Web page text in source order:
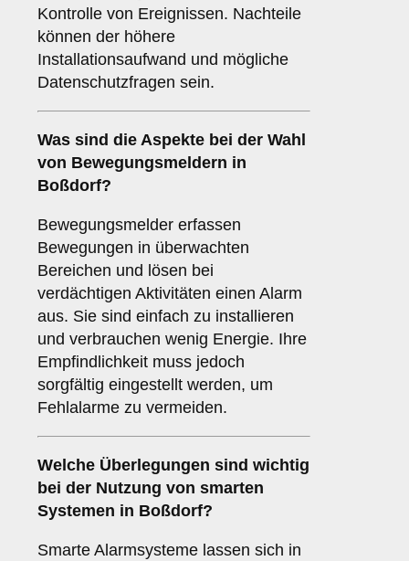
Kontrolle von Ereignissen. Nachteile
können der höhere
Installationsaufwand und mögliche
Datenschutzfragen sein.
Was sind die Aspekte bei der Wahl
von Bewegungsmeldern in
Boßdorf?
Bewegungsmelder erfassen
Bewegungen in überwachten
Bereichen und lösen bei
verdächtigen Aktivitäten einen Alarm
aus. Sie sind einfach zu installieren
und verbrauchen wenig Energie. Ihre
Empfindlichkeit muss jedoch
sorgfältig eingestellt werden, um
Fehlalarme zu vermeiden.
Welche Überlegungen sind wichtig
bei der Nutzung von smarten
Systemen in Boßdorf?
Smarte Alarmsysteme lassen sich in